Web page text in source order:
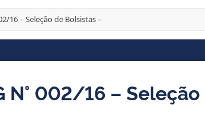
16 – Seleção de Bolsistas –
N° 002/16 – Seleção